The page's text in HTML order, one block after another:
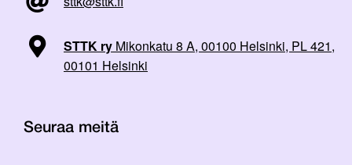
STTK ry Mikonkatu 8 A, 00100 Helsinki, PL 421,
00101 Helsinki
Seuraa meitä